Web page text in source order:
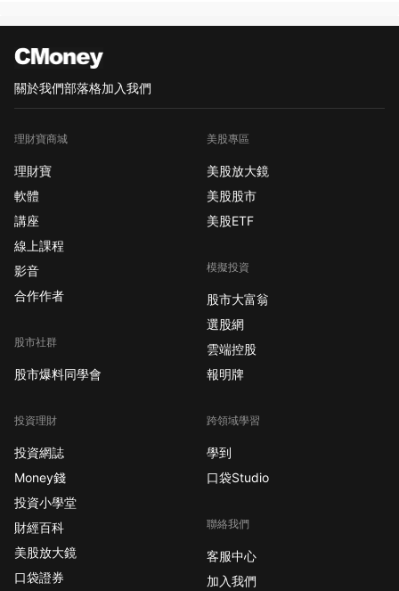
關於我們部落格加入我們
理財寶商城
理財寶
軟體
講座
線上課程
影音
合作作者
股市社群
股市爆料同學會
投資理財
投資網誌
Money錢
投資小學堂
財經百科
美股放大鏡
口袋證券
美股專區
美股放大鏡
美股股市
美股ETF
模擬投資
股市大富翁
選股網
雲端控股
報明牌
跨領域學習
學到
口袋Studio
聯絡我們
客服中心
加入我們